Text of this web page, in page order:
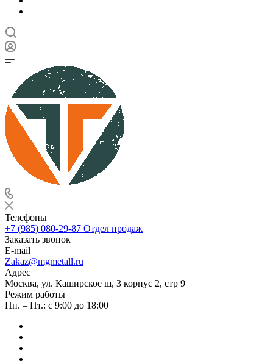
Телефоны
+7 (985) 080-29-87 Отдел продаж
Заказать звонок
E-mail
Zakaz@mgmetall.ru
Адрес
Москва, ул. Каширское ш, 3 корпус 2, стр 9
Режим работы
Пн. – Пт.: с 9:00 до 18:00